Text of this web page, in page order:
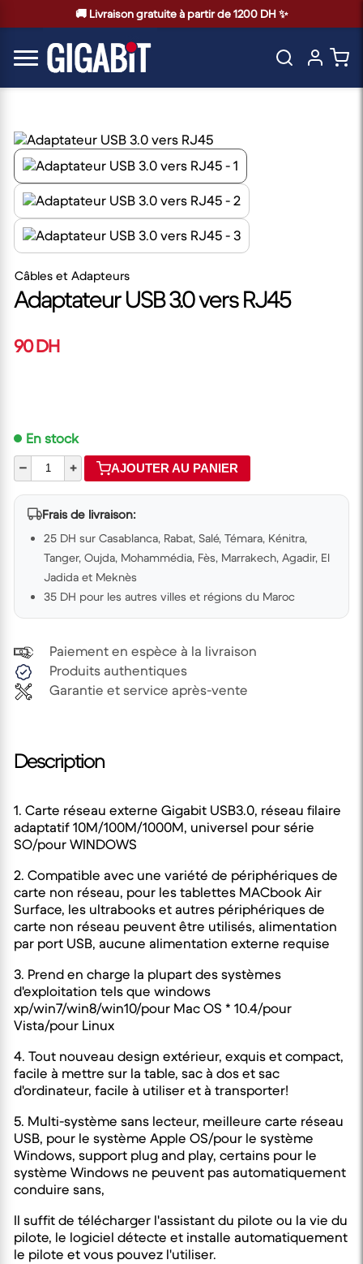
🚚 Livraison gratuite à partir de 1200 DH ✨
Câbles et Adapteurs
Adaptateur USB 3.0 vers RJ45
90 DH
En stock
–
+ AJOUTER AU PANIER
Frais de livraison:
25 DH sur Casablanca, Rabat, Salé, Témara, Kénitra,
Tanger, Oujda, Mohammédia, Fès, Marrakech, Agadir, El
Jadida et Meknès
35 DH pour les autres villes et régions du Maroc
Paiement en espèce à la livraison
Produits authentiques
Garantie et service après-vente
Description
1. Carte réseau externe Gigabit USB3.0, réseau filaire
adaptatif 10M/100M/1000M, universel pour série
SO/pour WINDOWS
2. Compatible avec une variété de périphériques de
carte non réseau, pour les tablettes MACbook Air
Surface, les ultrabooks et autres périphériques de
carte non réseau peuvent être utilisés, alimentation
par port USB, aucune alimentation externe requise
3. Prend en charge la plupart des systèmes
d'exploitation tels que windows
xp/win7/win8/win10/pour Mac OS * 10.4/pour
Vista/pour Linux
4. Tout nouveau design extérieur, exquis et compact,
facile à mettre sur la table, sac à dos et sac
d'ordinateur, facile à utiliser et à transporter!
5. Multi-système sans lecteur, meilleure carte réseau
USB, pour le système Apple OS/pour le système
Windows, support plug and play, certains pour le
système Windows ne peuvent pas automatiquement
conduire sans,
Il suffit de télécharger l'assistant du pilote ou la vie du
pilote, le logiciel détecte et installe automatiquement
le pilote et vous pouvez l'utiliser.